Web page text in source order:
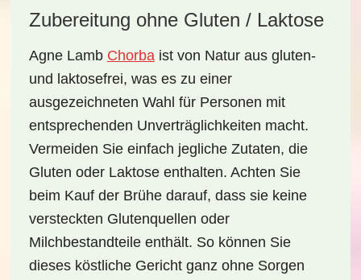
Zubereitung ohne Gluten / Laktose
Agne Lamb Chorbaist von Natur aus gluten-
und laktosefrei, was es zu einer
ausgezeichneten Wahl für Personen mit
entsprechenden Unverträglichkeiten macht.
Vermeiden Sie einfach jegliche Zutaten, die
Gluten oder Laktose enthalten. Achten Sie
beim Kauf der Brühe darauf, dass sie keine
versteckten Glutenquellen oder
Milchbestandteile enthält. So können Sie
dieses köstliche Gericht ganz ohne Sorgen